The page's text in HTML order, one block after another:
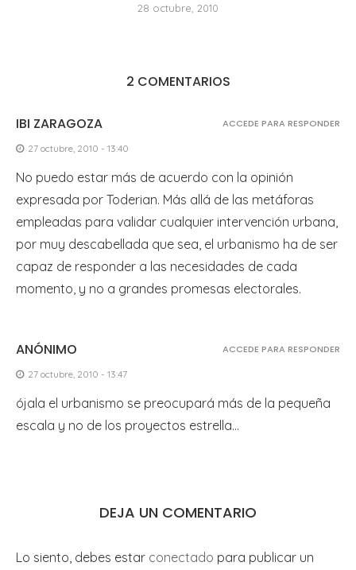
28 octubre, 2010
2 COMENTARIOS
IBI ZARAGOZA
27 octubre, 2010 - 13:40
No puedo estar más de acuerdo con la opinión
expresada por Toderian. Más allá de las metáforas
empleadas para validar cualquier intervención urbana,
por muy descabellada que sea, el urbanismo ha de ser
capaz de responder a las necesidades de cada
momento, y no a grandes promesas electorales.
ACCEDE PARA RESPONDER
ANÓNIMO
27 octubre, 2010 - 13:47
ójala el urbanismo se preocupará más de la pequeña
escala y no de los proyectos estrella…
ACCEDE PARA RESPONDER
DEJA UN COMENTARIO
Lo siento, debes estar conectado para publicar un